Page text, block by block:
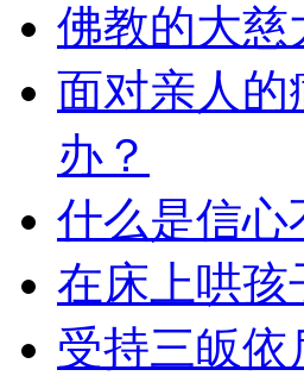
佛教的大慈
面对亲人的
办？
什么是信心
在床上哄孩
受持三皈